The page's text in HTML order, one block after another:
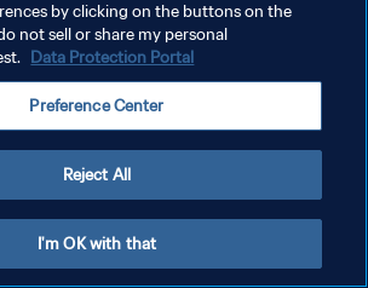
All rights reserved.
by clicking on the buttons on the
not sell or share my personal
Data Protection Portal
Preference Center
Reject All
I'm OK with that